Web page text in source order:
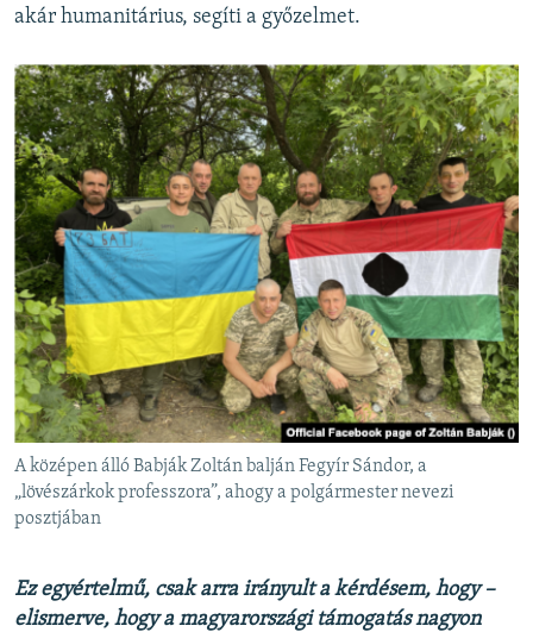
akár humanitárius, segíti a győzelmet.
A középen álló Babják Zoltán balján Fegyír Sándor, a
„lövészárkok professzora”, ahogy a polgármester nevezi
posztjában
Ez egyértelmű, csak arra irányult a kérdésem, hogy –
elismerve, hogy a magyarországi támogatás nagyon